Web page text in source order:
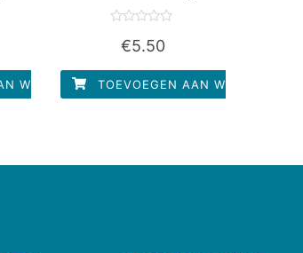
WINKELWAGEN
5
€5.50
TOEVOEGEN AAN WINKELWAGEN